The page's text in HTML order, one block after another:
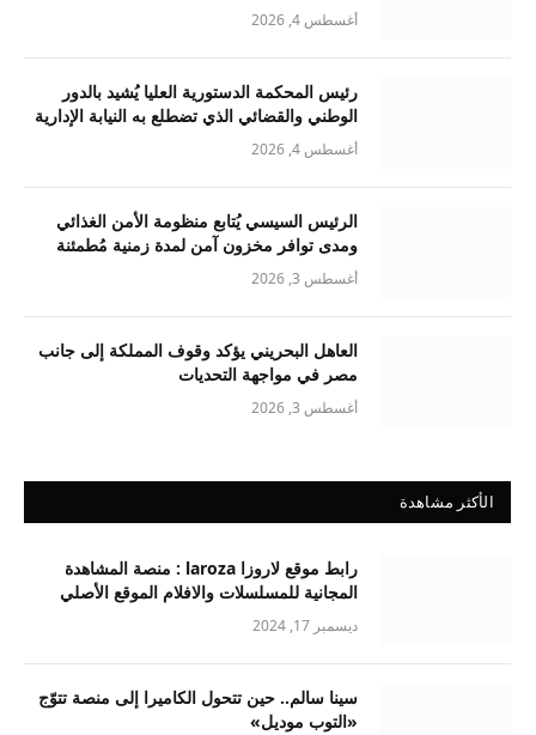
أغسطس 4, 2026
رئيس المحكمة الدستورية العليا يُشيد بالدور
الوطني والقضائي الذي تضطلع به النيابة الإدارية
أغسطس 4, 2026
الرئيس السيسي يُتابع منظومة الأمن الغذائي
ومدى توافر مخزون آمن لمدة زمنية مُطمئنة
أغسطس 3, 2026
العاهل البحريني يؤكد وقوف المملكة إلى جانب
مصر في مواجهة التحديات
أغسطس 3, 2026
الأكثر مشاهدة
رابط موقع لاروزا laroza : منصة المشاهدة
المجانية للمسلسلات والافلام الموقع الأصلي
ديسمبر 17, 2024
سينا سالم.. حين تتحول الكاميرا إلى منصة تتوّج
«التوب موديل»